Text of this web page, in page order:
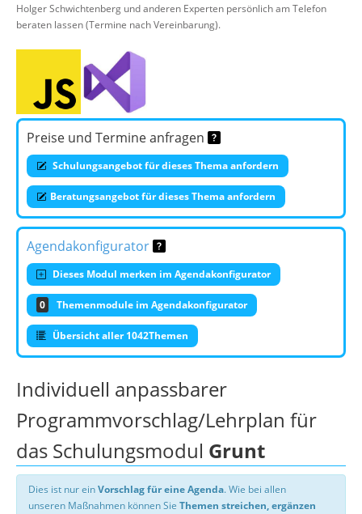
Holger Schwichtenberg und anderen Experten persönlich am Telefon
beraten lassen (Termine nach Vereinbarung).
Preise und Termine anfragen
Schulungsangebot für dieses Thema anfordern
Beratungsangebot für dieses Thema anfordern
Agendakonfigurator
Dieses Modul merken im Agendakonfigurator
0 Themenmodule im Agendakonfigurator
Übersicht aller 1042Themen
Individuell anpassbarer
Programmvorschlag/Lehrplan für
das Schulungsmodul Grunt
Dies ist nur einVorschlag für eine Agenda. Wie bei allen
unseren Maßnahmen können Sie Themen streichen, ergänzen